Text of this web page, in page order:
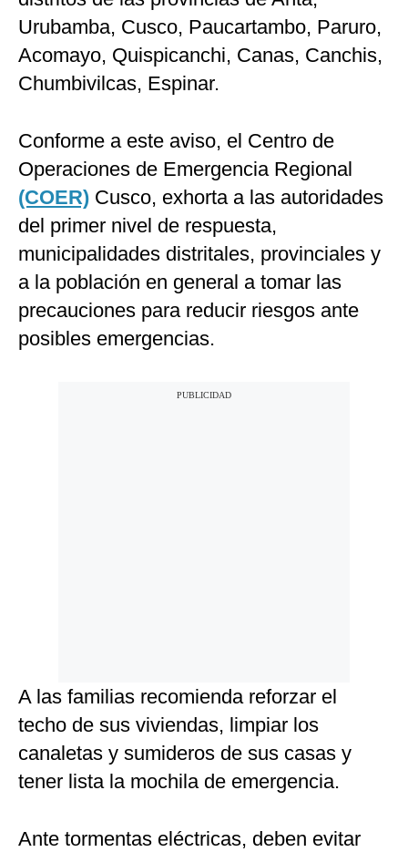
Urubamba, Cusco, Paucartambo, Paruro,
Acomayo, Quispicanchi, Canas, Canchis,
Chumbivilcas, Espinar.
Conforme a este aviso, el Centro de
Operaciones de Emergencia Regional
(COER) Cusco, exhorta a las autoridades
del primer nivel de respuesta,
municipalidades distritales, provinciales y
a la población en general a tomar las
precauciones para reducir riesgos ante
posibles emergencias.
A las familias recomienda reforzar el
techo de sus viviendas, limpiar los
canaletas y sumideros de sus casas y
tener lista la mochila de emergencia.
Ante tormentas eléctricas, deben evitar